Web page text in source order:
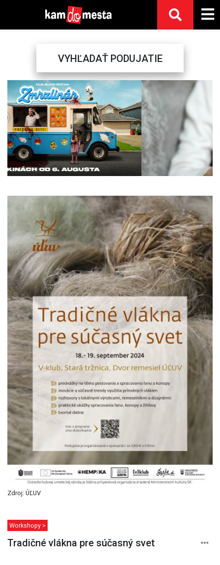
VYHĽADAŤ PODUJATIE
Previous
Zdroj: ÚĽUV
Workshopy >
Tradičné vlákna pre súčasný svet